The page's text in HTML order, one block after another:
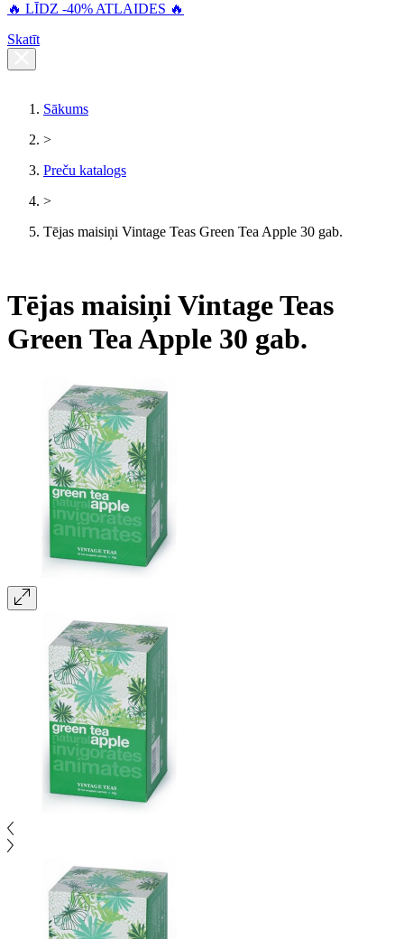
🔥 LĪDZ -40% ATLAIDES 🔥
Skatīt
Sākums
>
Preču katalogs
>
Tējas maisiņi Vintage Teas Green Tea Apple 30 gab.
Tējas maisiņi Vintage Teas
Green Tea Apple 30 gab.